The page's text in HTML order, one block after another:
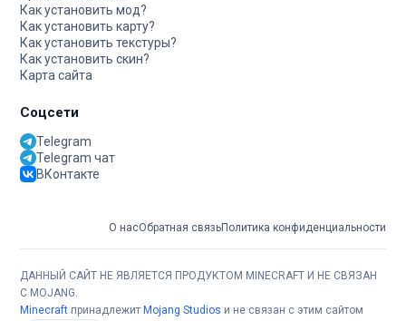
Как установить мод?
Как установить карту?
Как установить текстуры?
Как установить скин?
Карта сайта
Соцсети
Telegram
Telegram чат
ВКонтакте
О насОбратная связьПолитика конфиденциальности
ДАННЫЙ САЙТ НЕ ЯВЛЯЕТСЯ ПРОДУКТОМ MINECRAFT И НЕ СВЯЗАН
С MOJANG.
Minecraft принадлежит Mojang Studios и не связан с этим сайтом